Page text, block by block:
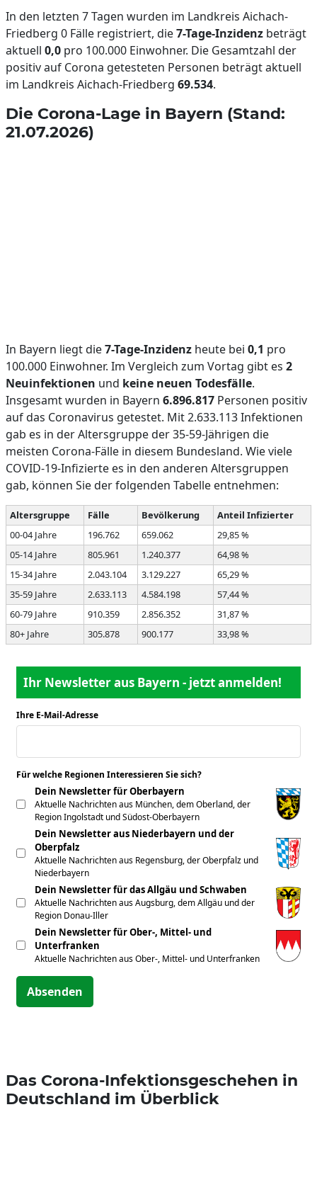
In den letzten 7 Tagen wurden im Landkreis Aichach-
Friedberg 0 Fälle registriert, die7-Tage-Inzidenz beträgt
aktuell 0,0 pro 100.000 Einwohner. Die Gesamtzahl der
positiv auf Corona getesteten Personen beträgt aktuell
im Landkreis Aichach-Friedberg 69.534.
Die Corona-Lage in Bayern (Stand:
21.07.2026)
In Bayern liegt die7-Tage-Inzidenz heute bei 0,1 pro
100.000 Einwohner. Im Vergleich zum Vortag gibt es 2
Neuinfektionen und keine neuen Todesfälle.
Insgesamt wurden in Bayern 6.896.817 Personen positiv
auf das Coronavirus getestet. Mit 2.633.113 Infektionen
gab es in der Altersgruppe der 35-59-Jährigen die
meisten Corona-Fälle in diesem Bundesland. Wie viele
COVID-19-Infizierte es in den anderen Altersgruppen
gab, können Sie der folgenden Tabelle entnehmen:
Altersgruppe Fälle Bevölkerung
Anteil Infizierter
00-04 Jahre
196.762 659.062
29,85 %
05-14 Jahre
805.961 1.240.377
64,98 %
15-34 Jahre
2.043.104 3.129.227
65,29 %
35-59 Jahre
2.633.113 4.584.198
57,44 %
60-79 Jahre
910.359 2.856.352
31,87 %
80+ Jahre
305.878 900.177 33,98 %
Ihr Newsletter aus Bayern - jetzt anmelden!
Ihre E-Mail-Adresse
Für welche Regionen Interessieren Sie sich?
Dein Newsletter für Oberbayern
Aktuelle Nachrichten aus München, dem Oberland, der
Region Ingolstadt und Südost-Oberbayern
Dein Newsletter aus Niederbayern und der
Oberpfalz
Aktuelle Nachrichten aus Regensburg, der Oberpfalz und
Niederbayern
Dein Newsletter für das Allgäu und Schwaben
Aktuelle Nachrichten aus Augsburg, dem Allgäu und der
Region Donau-Iller
Dein Newsletter für Ober-, Mittel- und
Unterfranken
Aktuelle Nachrichten aus Ober-, Mittel- und Unterfranken
Absenden
Das Corona-Infektionsgeschehen in
Deutschland im Überblick